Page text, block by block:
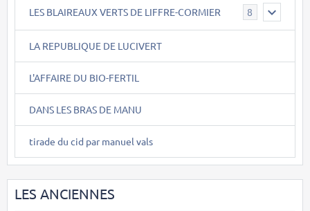
LES BLAIREAUX VERTS DE LIFFRE-CORMIER 8
LA REPUBLIQUE DE LUCIVERT
L'AFFAIRE DU BIO-FERTIL
DANS LES BRAS DE MANU
tirade du cid par manuel vals
LES ANCIENNES